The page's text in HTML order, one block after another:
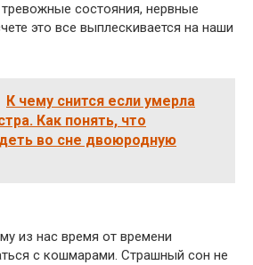
состояния, нервные
это все выплескивается на наши
К чему снится если умерла
Как понять, что
во сне двоюродную
из нас время от времени
с кошмарами. Страшный сон не